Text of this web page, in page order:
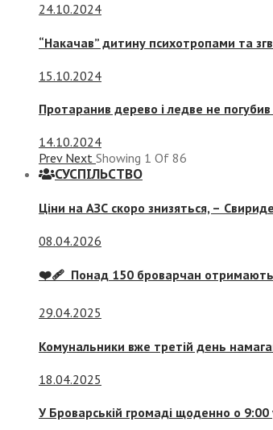
24.10.2024
“Накачав” дитину психотропами та
15.10.2024
Протаранив дерево і ледве не
14.10.2024
Prev Next Showing 1 Of 86
СУСПIЛЬСТВО
Ціни на АЗС скоро знизяться, –
08.04.2026
❤️‍🩹 Понад 150 броварчан отримають
29.04.2025
Комунальники вже третій день
18.04.2025
У Броварській громаді щоденно о